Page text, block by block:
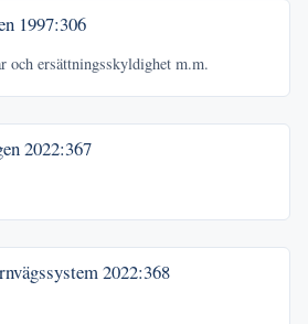
1997:306
och ersättningsskyldighet m.m.
2022:367
2022:368